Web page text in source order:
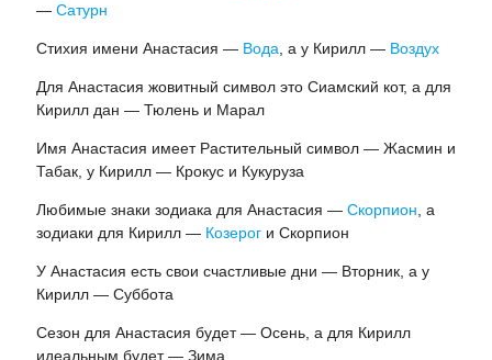
— Сатурн
Стихия имени Анастасия — Вода, а у Кирилл — Воздух
Для Анастасия жовитный символ это Сиамский кот, а для
Кирилл дан — Тюлень и Марал
Имя Анастасия имеет Растительный символ — Жасмин и
Табак, у Кирилл — Крокус и Кукуруза
Любимые знаки зодиака для Анастасия — Скорпион, а
зодиаки для Кирилл — Козероги Скорпион
У Анастасия есть свои счастливые дни — Вторник, а у
Кирилл — Суббота
Сезон для Анастасия будет — Осень, а для Кирилл
идеальным будет — Зима